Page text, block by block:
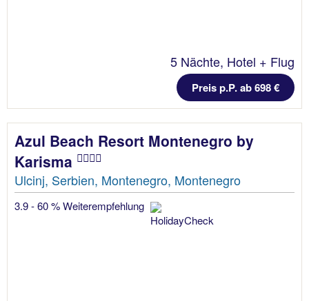
5 Nächte, Hotel + Flug
Preis p.P. ab 698 €
Azul Beach Resort Montenegro by
Karisma
Ulcinj, Serbien, Montenegro, Montenegro
3.9 - 60 % Weiterempfehlung